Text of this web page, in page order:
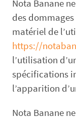
Nota Banane
des
matériel de
https://
l’utilisation
spécifications
l’apparition
Nota Banane